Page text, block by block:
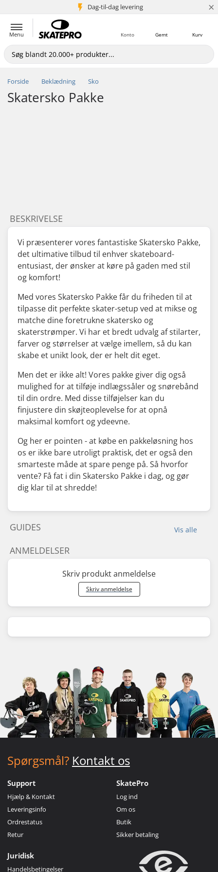
Dag-til-dag levering
5+ mio. kunder ×
Menu Kurv
Gemt
Konto
Forside Beklædning Sko
Skatersko Pakke
BESKRIVELSE
Vi præsenterer vores fantastiske Skatersko Pakke,
det ultimative tilbud til enhver skateboard-
entusiast, der ønsker at køre på gaden med stil
og komfort!
Med vores Skatersko Pakke får du friheden til at
tilpasse dit perfekte skater-setup ved at mikse og
matche dine foretrukne skatersko og
skaterstrømper. Vi har et bredt udvalg af stilarter,
farver og størrelser at vælge imellem, så du kan
skabe et unikt look, der er helt dit eget.
Men det er ikke alt! Vores pakke giver dig også
mulighed for at tilføje indlægssåler og snørebånd
til din ordre. Med disse tilføjelser kan du
finjustere din skøjteoplevelse for at opnå
maksimal komfort og ydeevne.
Og her er pointen - at købe en pakkeløsning hos
os er ikke bare utroligt praktisk, det er også den
smarteste måde at spare penge på. Så hvorfor
vente? Få fat i din Skatersko Pakke i dag, og gør
dig klar til at shredde!
Vis alle
GUIDES
ANMELDELSER
Skriv produkt anmeldelse
Skriv anmeldelse
Spørgsmål? Kontakt os
Support
Hjælp & Kontakt
Leveringsinfo
Ordrestatus
Retur
SkatePro
Log ind
Om os
Butik
Sikker betaling
Juridisk
Handelsbetingelser